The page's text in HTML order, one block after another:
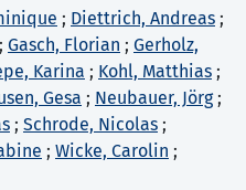
; Diettrich, Andreas ;
; Gasch, Florian ; Gerholz,
Karina ; Kohl, Matthias ;
Gesa ; Neubauer, Jörg;
; Schrode, Nicolas ;
; Wicke, Carolin ;